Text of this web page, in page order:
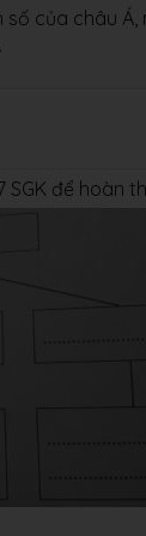
của châu
SGK để hoàn